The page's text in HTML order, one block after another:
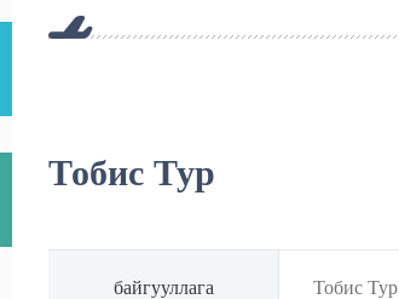
Тобис Тур
байгууллага Тобис Тур